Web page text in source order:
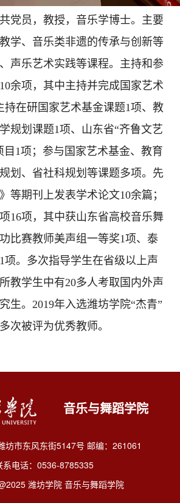
党员，教授，音乐学博士。主要
学、音乐类非遗的传承与创新等
声乐艺术实践等课程。主持和参
余项，其中主持并完成国家艺术
持在研国家艺术基金课题1项、教
规划课题1项、山东省“齐鲁文艺
目1项；参与国家艺术基金、教育
划、省社科规划等课题多项。先
等期刊上发表学术论文10余篇；
16项，其中获山东省高校音乐舞
比赛教师美声组一等奖1项、泰
项。多次指导学生在省级以上声
教学生中有20多人考取国内外声
生。2019年入选潍坊学院“杰青”
次被评为优秀教师。
音乐与舞蹈学院
坊市东风东街5147号 邮编：261061
系电话：0536-8785335
潍坊学院 音乐与舞蹈学院